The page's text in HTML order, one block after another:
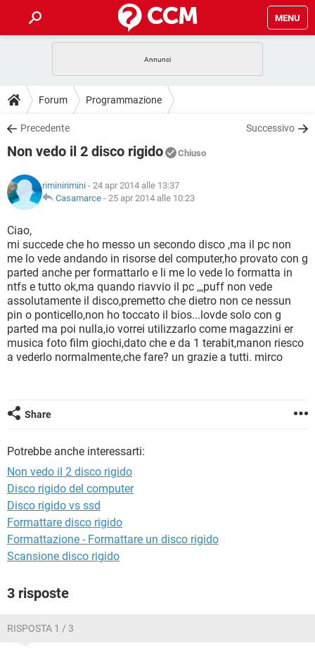
MENU
INTRATTENIMENTO ANDROID
iOS
INSTAGRAM WHATSAPP
TIKTOK
HARDWARE
GUIDE
COVID-19 GAMING
INSTAGRAM WHATSAPP
TIKTOK
HARDWARE
DOWNLOAD
COVID-19 GAMING
INTRATTENIMENTO
iOS WINDOWS 10
INSTAGRAM
TIKTOK FACEBOOK
HARDWARE
COVID-19 GAMING
INTRATTENIMENTO
iOS
INSTAGRAM WHATSAPP
TIKTOK FACEBOOK
HARDWARE
GLOSSARIO
COVID-19
INTRATTENIMENTO ANDROID
iOS WINDOWS 10
INSTAGRAM WHATSAPP
TIKTOK FACEBOOK
HARDWARE
Forum Programmazione
Precedente Successivo
Non vedo il 2 disco rigido Chiuso
riminirimini - 24 apr 2014 alle 13:37
Casamarce - 25 apr 2014 alle 10:23
Ciao,
mi succede che ho messo un secondo disco ,ma il pc non
me lo vede andando in risorse del computer,ho provato con g
parted anche per formattarlo e li me lo vede lo formatta in
ntfs e tutto ok,ma quando riavvio il pc ,,,puff non vede
assolutamente il disco,premetto che dietro non ce nessun
pin o ponticello,non ho toccato il bios...lovde solo con g
parted ma poi nulla,io vorrei utilizzarlo come magazzini er
musica foto film giochi,dato che e da 1 terabit,manon riesco
a vederlo normalmente,che fare? un grazie a tutti. mirco
Share
Potrebbe anche interessarti:
Non vedo il 2 disco rigido
Disco rigido del computer
Disco rigido vs ssd
Formattare disco rigido
Formattazione - Formattare un disco rigido
Scansione disco rigido
3 risposte
RISPOSTA 1 / 3